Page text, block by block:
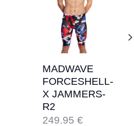
MADWAVE
FORCESHELL-
X JAMMERS-
R2
249.95€